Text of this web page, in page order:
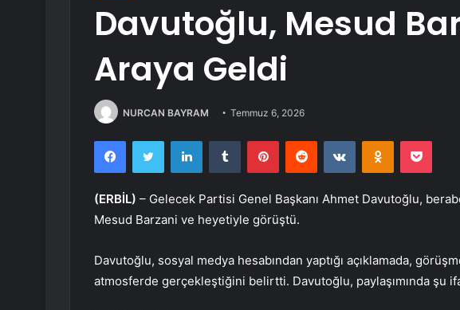
Davutoğlu, Mesud
Araya Geldi
NURCAN BAYRAM Temmuz 6, 2026
FacebookTwitter LinkedInTumblr PinterestReddit VKontakteOdnoklassniki
Pocket
(ERBİL) – Gelecek Partisi Genel Başkanı Ahmet Davutoğlu,
Mesud Barzani ve heyetiyle görüştü.
Davutoğlu, sosyal medya hesabından yaptığı açıklamada,
atmosferde gerçekleştiğini belirtti. Davutoğlu, paylaşımında şu